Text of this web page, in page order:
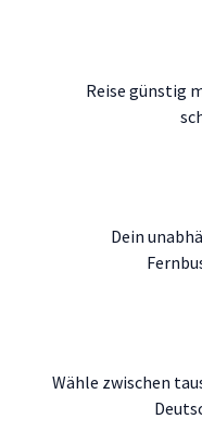
Reise günstig
Dein
Wähle zwischen